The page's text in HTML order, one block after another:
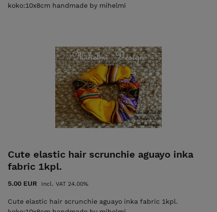
koko:10x8cm handmade by mihelmi
Cute elastic hair scrunchie aguayo inka
fabric 1kpl.
5.00 EUR Incl. VAT 24.00%
Cute elastic hair scrunchie aguayo inka fabric 1kpl.